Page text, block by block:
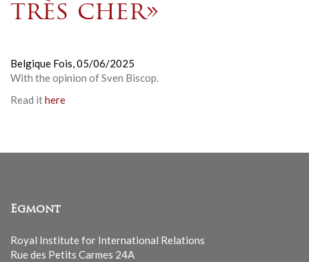
très cher»
Belgique Fois,05/06/2025
With the opinion of Sven Biscop.
Read ithere
Egmont
Royal Institute for International Relations
Rue des Petits Carmes 24A